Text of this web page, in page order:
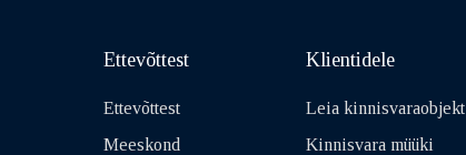
Ettevõttest
Ettevõttest
Meeskond
Klientidele
Leia kinnisvaraobjekt
Kinnisvara müüki